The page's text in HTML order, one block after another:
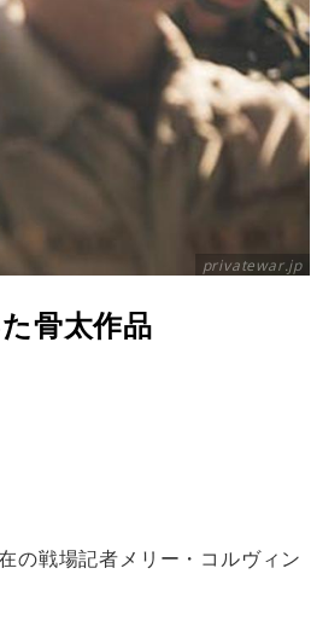
privatewar.jp
骨太作品
の戦場記者メリー・コルヴィン